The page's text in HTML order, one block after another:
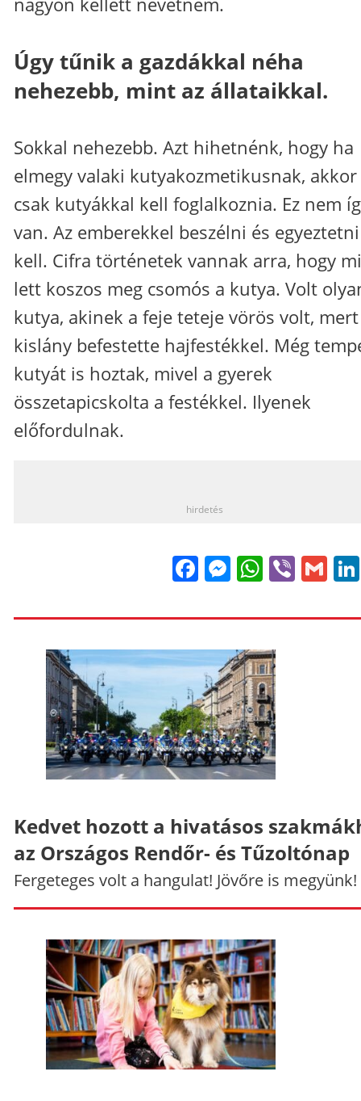
Úgy tűnik a gazdákkal néha
nehezebb, mint az állataikkal.
Sokkal nehezebb. Azt hihetnénk, hogy ha
elmegy valaki kutyakozmetikusnak, akkor
csak kutyákkal kell foglalkoznia. Ez nem
van. Az emberekkel beszélni és egyeztetni
kell. Cifra történetek vannak arra, hogy
lett koszos meg csomós a kutya. Volt
kutya, akinek a feje teteje vörös volt,
kislány befestette hajfestékkel. Még
kutyát is hoztak, mivel a gyerek
összetapicskolta a festékkel. Ilyenek
előfordulnak.
hirdetés
FacebookViber
Kedvet hozott a hivatásos
az Országos Rendőr- és Tűzoltónap
Fergeteges volt a hangulat! Jövőre is megyünk!